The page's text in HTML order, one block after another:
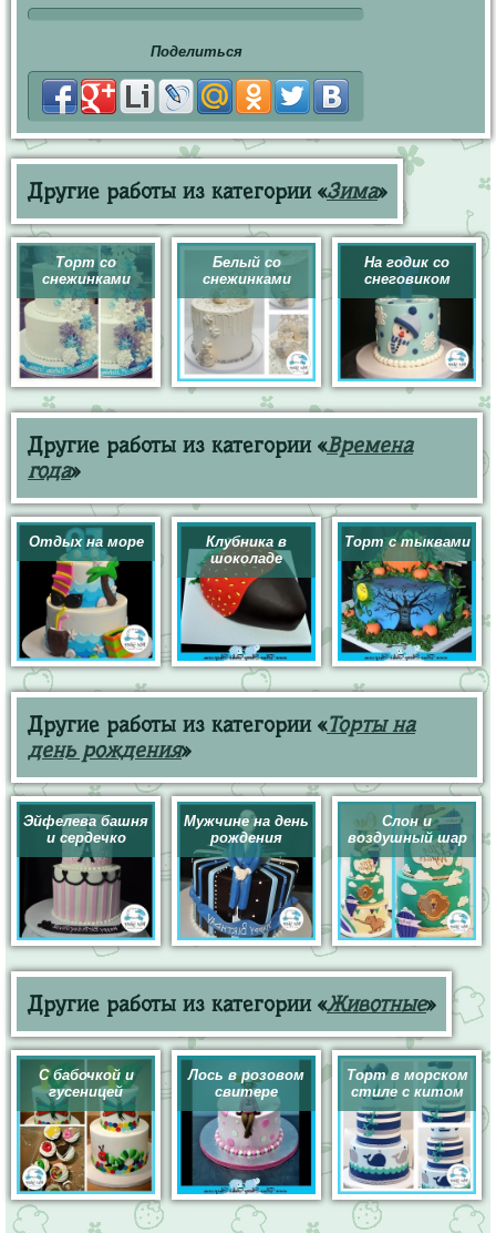
Поделиться
Другие работы из категории «Зима»
Торт со
снежинками
Белый со
снежинками
На годик со
снеговиком
Другие работы из категории «Времена
года»
Отдых на море
Клубника в
шоколаде
Торт с тыквами
Другие работы из категории «Торты на
день рождения»
Эйфелева башня
и сердечко
Мужчине на день
рождения
Слон и
воздушный шар
Другие работы из категории «Животные»
С бабочкой и
гусеницей
Лось в розовом
свитере
Торт в морском
стиле с китом